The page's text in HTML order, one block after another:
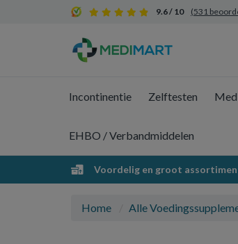
9.6 / 10 (531
Incontinentie Zelftesten
EHBO / Verbandmiddelen
Voordelig en groot
Home Alle